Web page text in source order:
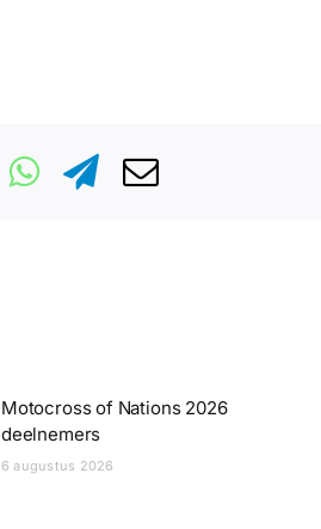
Motocross of Nations 2026
deelnemers
6 augustus 2026